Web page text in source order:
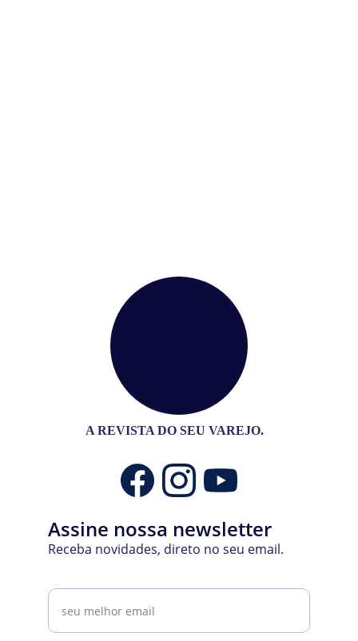
A REVISTA DO SEU VAREJO.
Receba novidades, direto no seu email.
Assine nossa newsletter